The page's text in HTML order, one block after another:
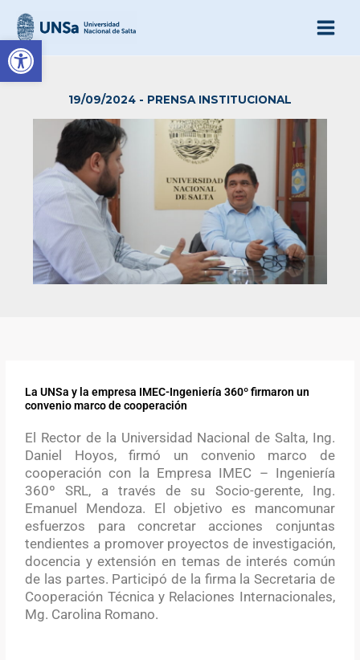
Abrir barra de
contenido
19/09/2024 - PRENSA INSTITUCIONAL
La UNSa y la empresa IMEC-Ingeniería 360º firmaron un
convenio marco de cooperación
El Rector de la Universidad Nacional de Salta, Ing.
Daniel Hoyos, firmó un convenio marco de
cooperación con la Empresa IMEC – Ingeniería
360º SRL, a través de su Socio-gerente, Ing.
Emanuel Mendoza. El objetivo es mancomunar
esfuerzos para concretar acciones conjuntas
tendientes a promover proyectos de investigación,
docencia y extensión en temas de interés común
de las partes. Participó de la firma la Secretaria de
Cooperación Técnica y Relaciones Internacionales,
Mg. Carolina Romano.